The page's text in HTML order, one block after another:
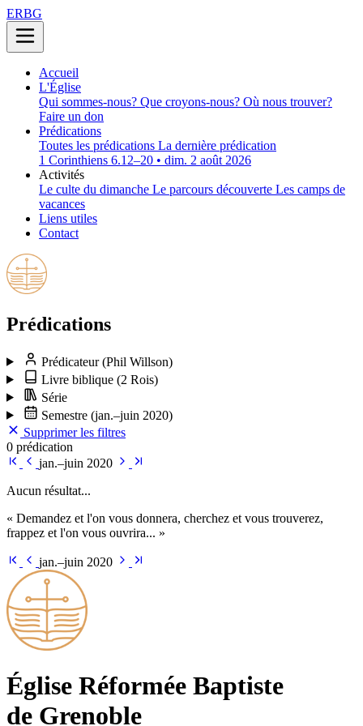
ERBG
Accueil
L'Église
Qui sommes-nous? Que croyons-nous? Où nous trouver?
Faire un don
Prédications
Toutes les prédications La dernière prédication
1 Corinthiens 6.12–20 • dim. 2 août 2026
Activités
Le culte du dimanche Le parcours découverte Les camps de
vacances
Liens utiles
Contact
Prédications
Prédicateur(Phil Willson)
Livre biblique (2 Rois)
Série
Semestre (jan.–juin 2020)
Supprimer les filtres
0 prédication
jan.–juin 2020
Aucun résultat...
« Demandez et l'on vous donnera, cherchez et vous trouverez,
frappez et l'on vous ouvrira... »
jan.–juin 2020
Église Ré­for­mée Bap­tiste
de Grenoble